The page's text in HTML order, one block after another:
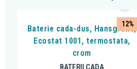
12%
Baterie cada-dus, Hansgrohe,
Ecostat 1001, termostata,
crom
BATERII CADA